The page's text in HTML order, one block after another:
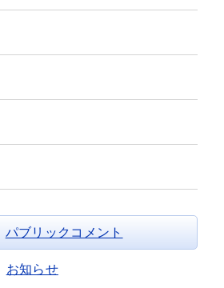
パブリックコメント
お知らせ